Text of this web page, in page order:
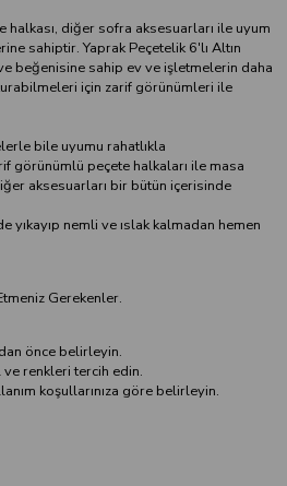
halkası, diğer sofra aksesuarları ile uyum
sahiptir. Yaprak Peçetelik 6'lı Altın
beğenisine sahip ev ve işletmelerin daha
için zarif görünümleri ile
bile uyumu rahatlıkla
görünümlü peçete halkaları ile masa
aksesuarları bir bütün içerisinde
yıkayıp nemli ve ıslak kalmadan hemen
Gerekenler.
önce belirleyin.
ve renkleri tercih edin.
koşullarınıza göre belirleyin.